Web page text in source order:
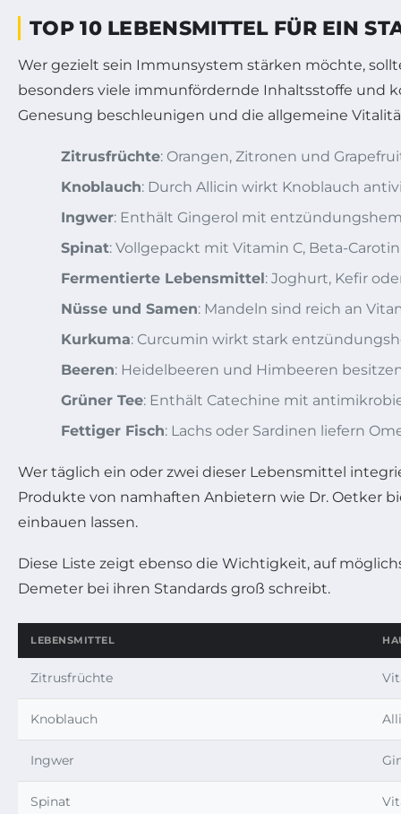
TOP 10 LEBENSMITTEL FÜR EIN
Wer gezielt sein Immunsystem stärken möchte,
besonders viele immunfördernde Inhaltsstoffe und
Genesung beschleunigen und die allgemeine
Zitrusfrüchte: Orangen, Zitronen und
Knoblauch: Durch Allicin wirkt Knoblauch
Ingwer: Enthält Gingerol mit
Spinat: Vollgepackt mit Vitamin C, Beta-
Fermentierte Lebensmittel: Joghurt, Kefir
Nüsse und Samen: Mandeln sind reich an
Kurkuma: Curcumin wirkt stark
Beeren: Heidelbeeren und Himbeeren
Grüner Tee: Enthält Catechine mit
Fettiger Fisch: Lachs oder Sardinen liefern
Wer täglich ein oder zwei dieser Lebensmittel
Produkte von namhaften Anbietern wie Dr. Oetker
einbauen lassen.
Diese Liste zeigt ebenso die Wichtigkeit, auf
Demeter bei ihren Standards groß schreibt.
LEBENSMITTEL
Zitrusfrüchte
Knoblauch
Ingwer
Spinat